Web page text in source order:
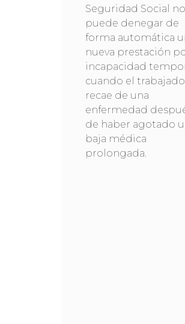
Seguridad Social no
puede denegar de
forma automática
nueva prestación
incapacidad
cuando el
recae de una
enfermedad
de haber agotado
baja médica
prolongada.